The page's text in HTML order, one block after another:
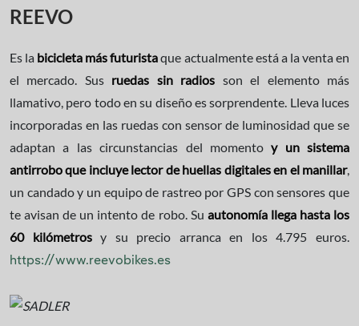
REEVO
Es la bicicleta más futuristaque actualmente está a la venta en
el mercado. Sus ruedas sin radios son el elemento más
llamativo, pero todo en su diseño es sorprendente. Lleva luces
incorporadas en las ruedas con sensor de luminosidad que se
adaptan a las circunstancias del momentoy un sistema
antirrobo que incluye lector de huellas digitales en el manillar,
un candado y un equipo de rastreo por GPS con sensores que
te avisan de un intento de robo. Su autonomía llega hasta los
60 kilómetrosy su precio arranca en los 4.795 euros.
https://www.reevobikes.es